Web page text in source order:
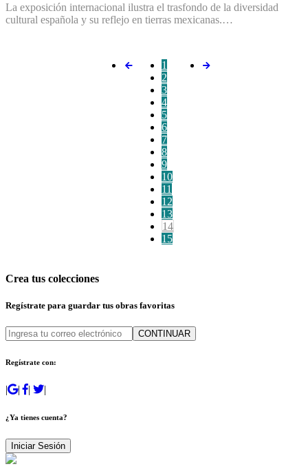
La exposición internacional ilustra el trasfondo de la diversidad
cultural española y su reflejo en tierras mexicanas.…
1
2
3
4
5
6
7
8
9
10
11
12
13
14
15
Crea tus colecciones
Regístrate para guardar tus obras favoritas
CONTINUAR
Regístrate con:
| | | |
¿Ya tienes cuenta?
Iniciar Sesión